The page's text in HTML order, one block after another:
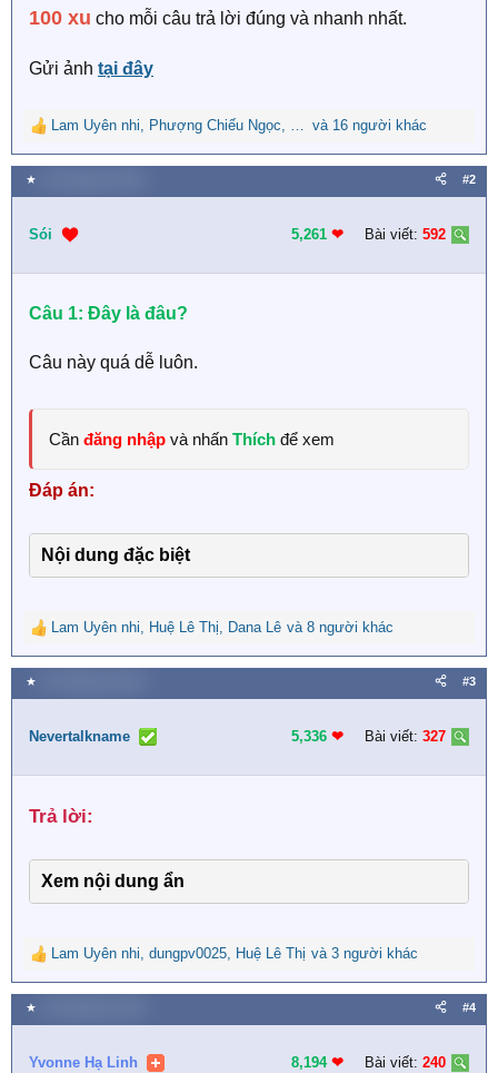
100 xu cho mỗi câu trả lời đúng và nhanh nhất.
Gửi ảnh tại đây
R
e
a
c
i
n
:
Lam Uyên nhi, Phượng Chiếu Ngọc, Quýt tiểu thư
và 16 người khác
★ #2
Sói 5,261 ❤︎ Bài viết: 592
Câu 1: Đây là đâu?
Câu này quá dễ luôn.
Cần đăng nhập và nhấn Thích để xem
Đáp án:
Nội dung đặc biệt
R
e
a
c
i
n
:
Lam Uyên nhi, Huệ Lê Thị, Dana Lê và 8 người khác
★ #3
Nevertalkname 5,336 ❤︎ Bài viết: 327
Trả lời:​
Xem nội dung ẩn
R
e
a
c
i
Lam Uyên nhi, dungpv0025, Huệ Lê Thị và 3 người khác
★ #4
Yvonne Hạ Linh 8,194 ❤︎ Bài viết: 240